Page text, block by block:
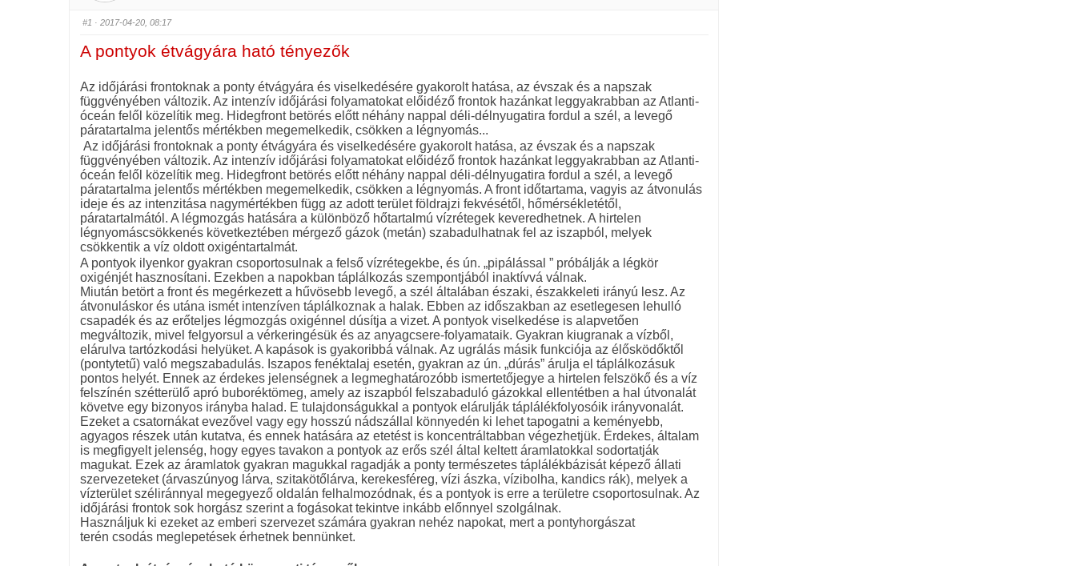
#1 · 2017-04-20, 08:17
A pontyok étvágyára ható tényezők
Az időjárási frontoknak a ponty étvágyára és viselkedésére gyakorolt hatása, az évszak és a napszak
függvényében változik. Az intenzív időjárási folyamatokat előidéző frontok hazánkat leggyakrabban az Atlanti-
óceán felől közelítik meg. Hidegfront betörés előtt néhány nappal déli-délnyugatira fordul a szél, a levegő
páratartalma jelentős mértékben megemelkedik, csökken a légnyomás...
Az időjárási frontoknak a ponty étvágyára és viselkedésére gyakorolt hatása, az évszak és a napszak
függvényében változik. Az intenzív időjárási folyamatokat előidéző frontok hazánkat leggyakrabban az Atlanti-
óceán felől közelítik meg. Hidegfront betörés előtt néhány nappal déli-délnyugatira fordul a szél, a levegő
páratartalma jelentős mértékben megemelkedik, csökken a légnyomás. A front időtartama, vagyis az átvonulás
ideje és az intenzitása nagymértékben függ az adott terület földrajzi fekvésétől, hőmérsékletétől,
páratartalmától. A légmozgás hatására a különböző hőtartalmú vízrétegek keveredhetnek. A hirtelen
légnyomáscsökkenés következtében mérgező gázok (metán) szabadulhatnak fel az iszapból, melyek
csökkentik a víz oldott oxigéntartalmát.
A pontyok ilyenkor gyakran csoportosulnak a felső vízrétegekbe, és ún. „pipálással ” próbálják a légkör
oxigénjét hasznosítani. Ezekben a napokban táplálkozás szempontjából inaktívvá válnak.
Miután betört a front és megérkezett a hűvösebb levegő, a szél általában északi, északkeleti irányú lesz. Az
átvonuláskor és utána ismét intenzíven táplálkoznak a halak. Ebben az időszakban az esetlegesen lehulló
csapadék és az erőteljes légmozgás oxigénnel dúsítja a vizet. A pontyok viselkedése is alapvetően
megváltozik, mivel felgyorsul a vérkeringésük és az anyagcsere-folyamataik. Gyakran kiugranak a vízből,
elárulva tartózkodási helyüket. A kapások is gyakoribbá válnak. Az ugrálás másik funkciója az élősködőktől
(pontytetű) való megszabadulás. Iszapos fenéktalaj esetén, gyakran az ún. „dúrás” árulja el táplálkozásuk
pontos helyét. Ennek az érdekes jelenségnek a legmeghatározóbb ismertetőjegye a hirtelen felszökő és a víz
felszínén szétterülő apró buboréktömeg, amely az iszapból felszabaduló gázokkal ellentétben a hal útvonalát
követve egy bizonyos irányba halad. E tulajdonságukkal a pontyok elárulják táplálékfolyosóik irányvonalát.
Ezeket a csatornákat evezővel vagy egy hosszú nádszállal könnyedén ki lehet tapogatni a keményebb,
agyagos részek után kutatva, és ennek hatására az etetést is koncentráltabban végezhetjük. Érdekes, általam
is megfigyelt jelenség, hogy egyes tavakon a pontyok az erős szél által keltett áramlatokkal sodortatják
magukat. Ezek az áramlatok gyakran magukkal ragadják a ponty természetes táplálékbázisát képező állati
szervezeteket (árvaszúnyog lárva, szitakötőlárva, kerekesféreg, vízi ászka, vízibolha, kandics rák), melyek a
vízterület széliránnyal megegyező oldalán felhalmozódnak, és a pontyok is erre a területre csoportosulnak. Az
időjárási frontok sok horgász szerint a fogásokat tekintve inkább előnnyel szolgálnak.
Használjuk ki ezeket az emberi szervezet számára gyakran nehéz napokat, mert a pontyhorgászat
terén csodás meglepetések érhetnek bennünket.